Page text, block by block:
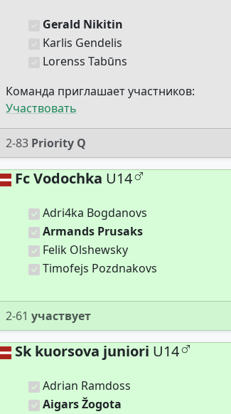
Gerald Nikitin
Karlis Gendelis
Lorenss Tabūns
Команда приглашает участников:
Участвовать
2-83 Priority Q
Fc Vodochka U14
Adri4ka Bogdanovs
Armands Prusaks
Felik Olshewsky
Timofejs Pozdnakovs
2-61участвует
Sk kuorsova juniori U14
Adrian Ramdoss
Aigars Žogota